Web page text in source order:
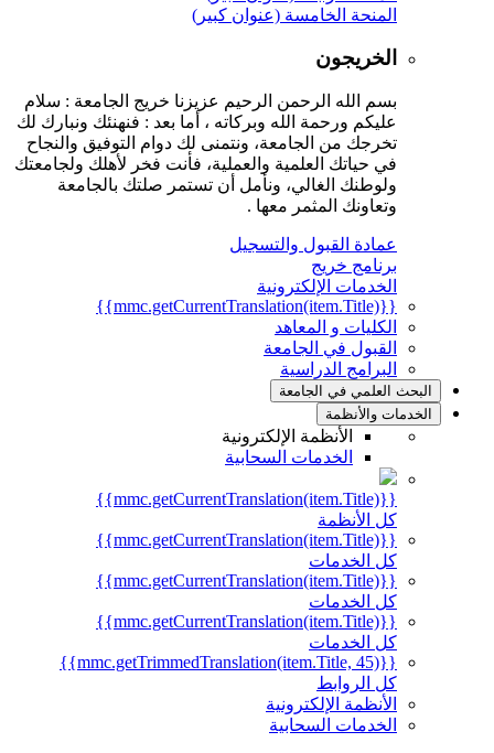
المنحة الخامسة (عنوان كبير)
الخريجون
بسم الله الرحمن الرحيم عزيزنا خريج الجامعة : سلام
عليكم ورحمة الله وبركاته ، أما بعد : فنهنئك ونبارك لك
تخرجك من الجامعة، ونتمنى لك دوام التوفيق والنجاح
في حياتك العلمية والعملية، فأنت فخر لأهلك ولجامعتك
ولوطنك الغالي، ونأمل أن تستمر صلتك بالجامعة
وتعاونك المثمر معها .
عمادة القبول والتسجيل
برنامج خريج
الخدمات الإلكترونية
{{mmc.getCurrentTranslation(item.Title)}}
الكليات و المعاهد
القبول في الجامعة
البرامج الدراسية
البحث العلمي في الجامعة
الخدمات والأنظمة
الأنظمة الإلكترونية
الخدمات السحابية
{{mmc.getCurrentTranslation(item.Title)}}
كل الأنظمة
{{mmc.getCurrentTranslation(item.Title)}}
كل الخدمات
{{mmc.getCurrentTranslation(item.Title)}}
كل الخدمات
{{mmc.getCurrentTranslation(item.Title)}}
كل الخدمات
{{mmc.getTrimmedTranslation(item.Title, 45)}}
كل الروابط
الأنظمة الإلكترونية
الخدمات السحابية